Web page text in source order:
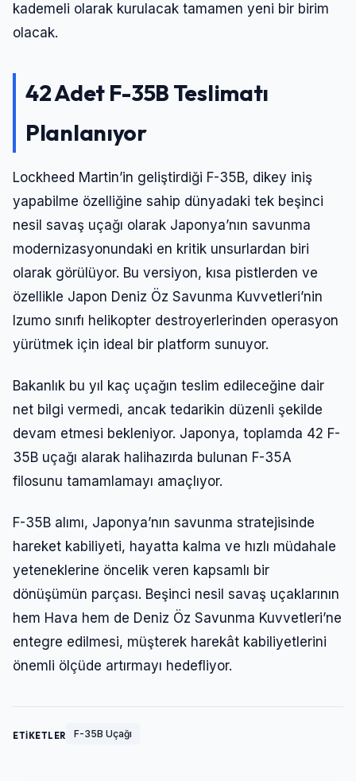
kademeli olarak kurulacak tamamen yeni bir birim
olacak.
42 Adet F-35B Teslimatı
Planlanıyor
Lockheed Martin’in geliştirdiği F-35B, dikey iniş
yapabilme özelliğine sahip dünyadaki tek beşinci
nesil savaş uçağı olarak Japonya’nın savunma
modernizasyonundaki en kritik unsurlardan biri
olarak görülüyor. Bu versiyon, kısa pistlerden ve
özellikle Japon Deniz Öz Savunma Kuvvetleri’nin
Izumo sınıfı helikopter destroyerlerinden operasyon
yürütmek için ideal bir platform sunuyor.
Bakanlık bu yıl kaç uçağın teslim edileceğine dair
net bilgi vermedi, ancak tedarikin düzenli şekilde
devam etmesi bekleniyor. Japonya, toplamda 42 F-
35B uçağı alarak halihazırda bulunan F-35A
filosunu tamamlamayı amaçlıyor.
F-35B alımı, Japonya’nın savunma stratejisinde
hareket kabiliyeti, hayatta kalma ve hızlı müdahale
yeteneklerine öncelik veren kapsamlı bir
dönüşümün parçası. Beşinci nesil savaş uçaklarının
hem Hava hem de Deniz Öz Savunma Kuvvetleri’ne
entegre edilmesi, müşterek harekât kabiliyetlerini
önemli ölçüde artırmayı hedefliyor.
ETİKETLER F-35B Uçağı